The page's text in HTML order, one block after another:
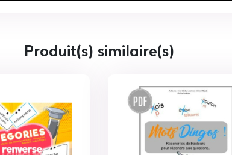
Produit(s) similaire(s)